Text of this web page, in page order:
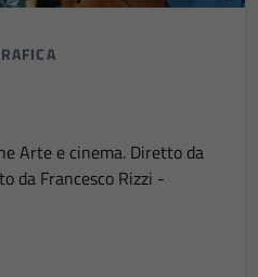
Arte e cinema. Diretto da
da Francesco Rizzi -